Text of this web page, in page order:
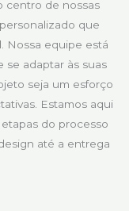
centro de nossas
que
Nossa equipe está
se adaptar às suas
seja um esforço
Estamos aqui
do processo
até a entrega